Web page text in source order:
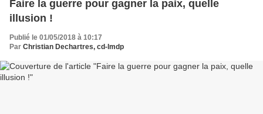
Faire la guerre pour gagner la paix, quelle
illusion !
Publié le 01/05/2018 à 10:17
Par Christian Dechartres, cd-lmdp